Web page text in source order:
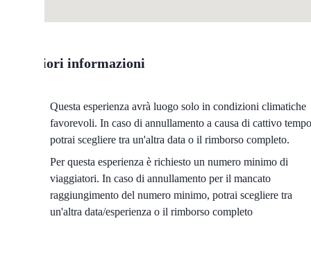
Ulteriori informazioni
Questa esperienza avrà luogo solo in condizioni climatiche
favorevoli. In caso di annullamento a causa di cattivo
potrai scegliere tra un'altra data o il rimborso completo.
Per questa esperienza è richiesto un numero minimo di
viaggiatori. In caso di annullamento per il mancato
raggiungimento del numero minimo, potrai scegliere tra
un'altra data/esperienza o il rimborso completo